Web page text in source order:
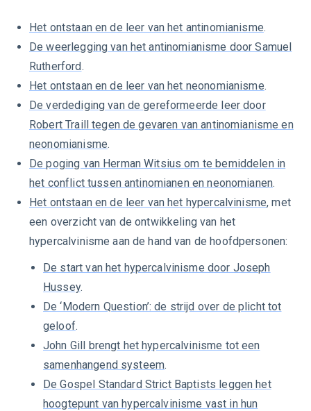
Het ontstaan en de leer van het antinomianisme.
De weerlegging van het antinomianisme door Samuel
Rutherford.
Het ontstaan en de leer van het neonomianisme.
De verdediging van de gereformeerde leer door
Robert Traill tegen de gevaren van antinomianisme en
neonomianisme.
De poging van Herman Witsius om te bemiddelen in
het conflict tussen antinomianen en neonomianen.
Het ontstaan en de leer van het hypercalvinisme, met
een overzicht van de ontwikkeling van het
hypercalvinisme aan de hand van de hoofdpersonen:
De start van het hypercalvinisme door Joseph
Hussey.
De ‘Modern Question’: de strijd over de plicht tot
geloof.
John Gill brengt het hypercalvinisme tot een
samenhangend systeem.
De Gospel Standard Strict Baptists leggen het
hoogtepunt van hypercalvinisme vast in hun